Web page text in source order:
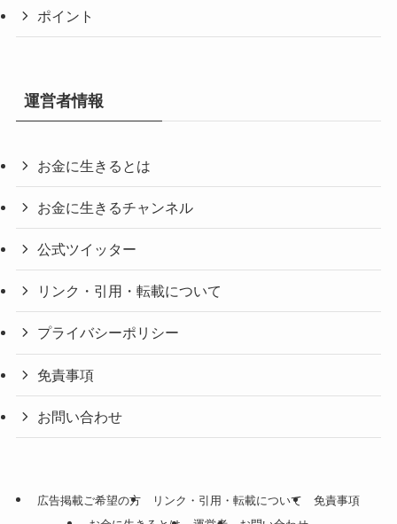
ポイント
運営者情報
お金に生きるとは
お金に生きるチャンネル
公式ツイッター
リンク・引用・転載について
プライバシーポリシー
免責事項
お問い合わせ
広告掲載ご希望の方 リンク・引用・転載について
免責事項